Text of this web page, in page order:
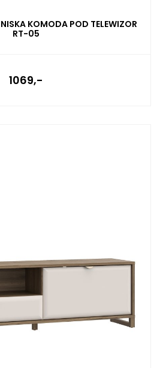
KOMODA POD TELEWIZOR
RT-05
1069,-